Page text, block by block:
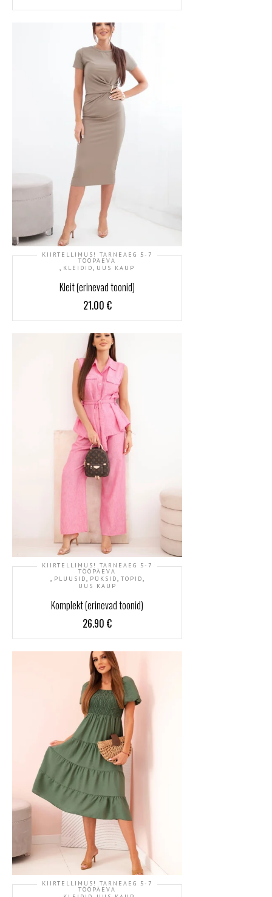
KIIRTELLIMUS! TARNEAEG 5-7
TÖÖPÄEVA
, KLEIDID, UUS KAUP
Kleit (erinevad toonid)
21.00 €
KIIRTELLIMUS! TARNEAEG 5-7
TÖÖPÄEVA
, PLUUSID, PÜKSID, TOPID,
UUS KAUP
Komplekt (erinevad toonid)
26.90 €
KIIRTELLIMUS! TARNEAEG 5-7
TÖÖPÄEVA